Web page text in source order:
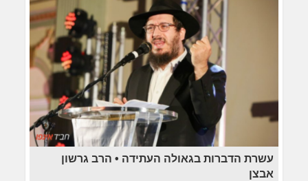
עשרת הדברות בגאולה העתידה • הרב גרשון
אבצן